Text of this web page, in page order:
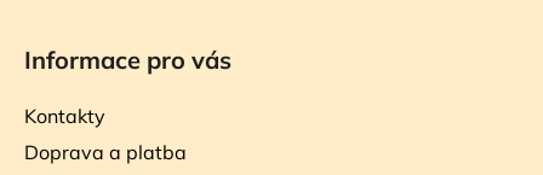
Informace pro vás
Kontakty
Doprava a platba